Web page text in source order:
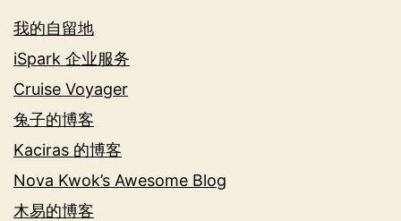
我的自留地
iSpark 企业服务
Cruise Voyager
兔子的博客
Kaciras 的博客
Nova Kwok’s Awesome Blog
木易的博客